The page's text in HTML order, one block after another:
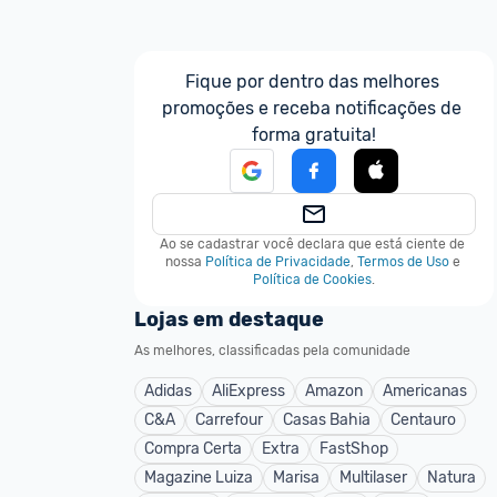
Fique por dentro das melhores
promoções e receba notificações de
forma gratuita!
Ao se cadastrar você declara que está ciente de
nossa Política de Privacidade, Termos de Uso e
Política de Cookies.
Lojas em destaque
As melhores, classificadas pela comunidade
Adidas AliExpress Amazon
Americanas
C&A
Carrefour Casas Bahia
Centauro
Compra Certa
Extra
FastShop
Magazine Luiza
Marisa Multilaser
Natura